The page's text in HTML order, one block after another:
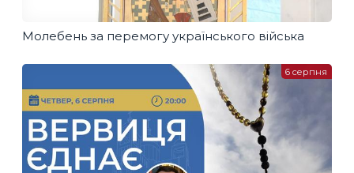
Молебень за перемогу українського війська
6 серпня